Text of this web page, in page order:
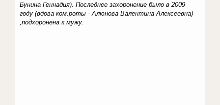
Бунина Геннадия). Последнее захоронение было в 2009
году (вдова ком.роты - Алюнова Валентина Алексеевна)
,подхоронена к мужу.